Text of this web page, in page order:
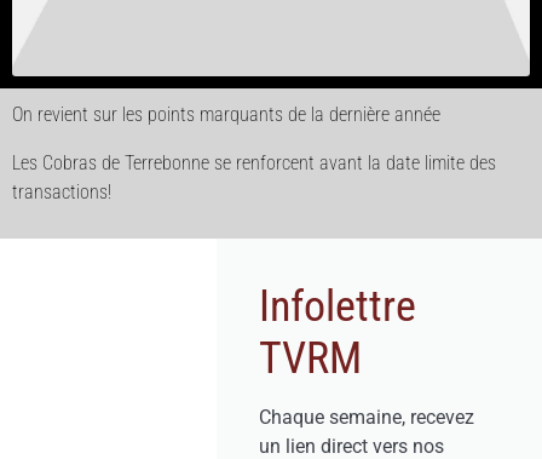
On revient sur les points marquants de la dernière année
Les Cobras de Terrebonne se renforcent avant la date limite des
transactions!
Infolettre
TVRM
Chaque semaine, recevez
un lien direct vers nos